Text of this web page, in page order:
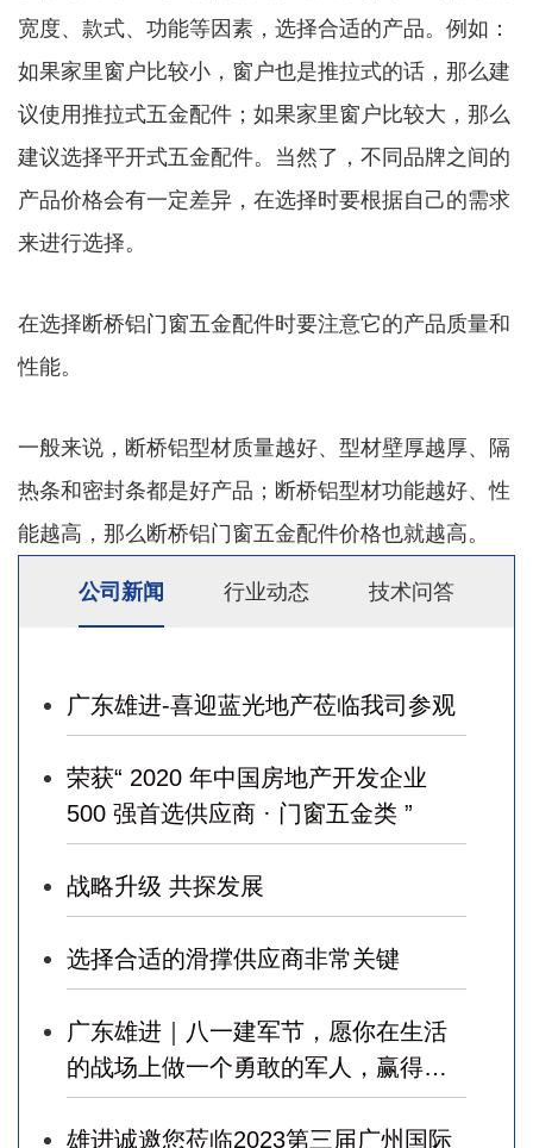
宽度、款式、功能等因素，选择合适的产品。例如：
如果家里窗户比较小，窗户也是推拉式的话，那么建
议使用推拉式五金配件；如果家里窗户比较大，那么
建议选择平开式五金配件。当然了，不同品牌之间的
产品价格会有一定差异，在选择时要根据自己的需求
来进行选择。
在选择断桥铝门窗五金配件时要注意它的产品质量和
性能。
一般来说，断桥铝型材质量越好、型材壁厚越厚、隔
热条和密封条都是好产品；断桥铝型材功能越好、性
能越高，那么断桥铝门窗五金配件价格也就越高。
公司新闻 行业动态 技术问答
广东雄进-喜迎蓝光地产莅临我司参观
荣获“ 2020 年中国房地产开发企业
500 强首选供应商 · 门窗五金类 ”
战略升级 共探发展
选择合适的滑撑供应商非常关键
广东雄进｜八一建军节，愿你在生活
的战场上做一个勇敢的军人，赢得幸
福！
雄进诚邀您莅临2023第三届广州国际